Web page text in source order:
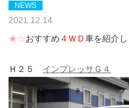
NEWS
2021.12.14
★☆おすすめ ４ＷＤ車を紹介
Ｈ２５ インプレッサＧ４